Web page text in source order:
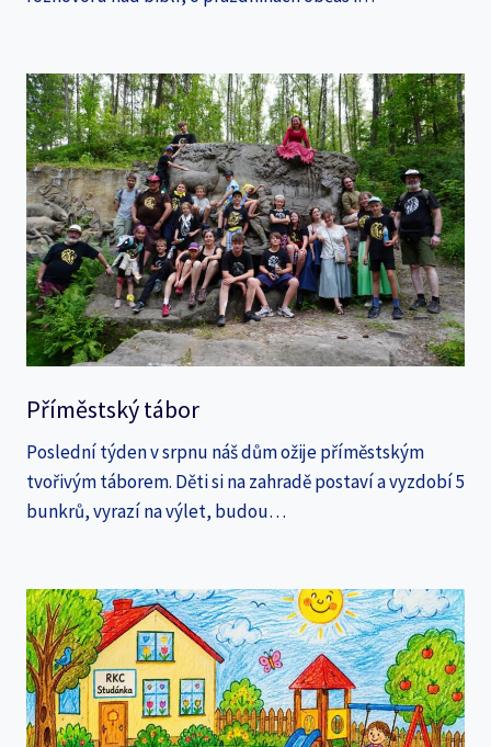
Příměstský tábor
Poslední týden v srpnu náš dům ožije příměstským
tvořivým táborem. Děti si na zahradě postaví a vyzdobí 5
bunkrů, vyrazí na výlet, budou…